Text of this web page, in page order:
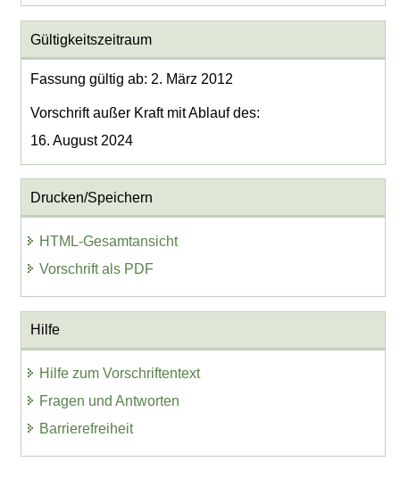
Gültigkeitszeitraum
Fassung gültig ab: 2. März 2012
Vorschrift außer Kraft mit Ablauf des:
16. August 2024
Drucken/Speichern
HTML-Gesamtansicht
Vorschrift als PDF
Hilfe
Hilfe zum Vorschriftentext
Fragen und Antworten
Barrierefreiheit